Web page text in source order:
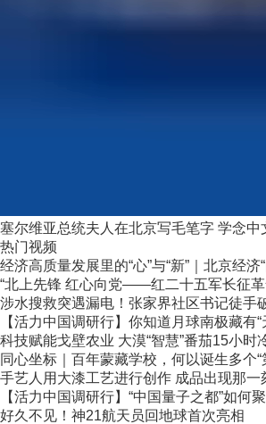
塞尔维亚总统夫人在北京写毛笔字 学念中
热门视频
经济高质量发展里的“心”与“新”｜北京经济
“北上先锋 红心向党——红二十五军长征
涉水搜救突遇漏电！张家界社区书记徒手
【活力中国调研行】你知道月球南极藏有“
科技赋能戈壁农业 大漠“智慧”番茄15小时
同心坐标｜百年蒙藏学校，何以诞生多个“
手艺人用大漆工艺进行创作 成品出现那一
【活力中国调研行】“中国量子之都”如何
好久不见！神21航天员回地球首次亮相